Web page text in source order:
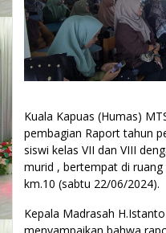
Kuala Kapuas (Humas)
pembagian Raport tahun
siswi kelas VII dan VIII
murid , bertempat di
km.10 (sabtu 22/06/2024).
Kepala Madrasah